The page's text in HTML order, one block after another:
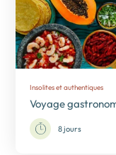
Insolites et authentiques
Voyage
8 jours